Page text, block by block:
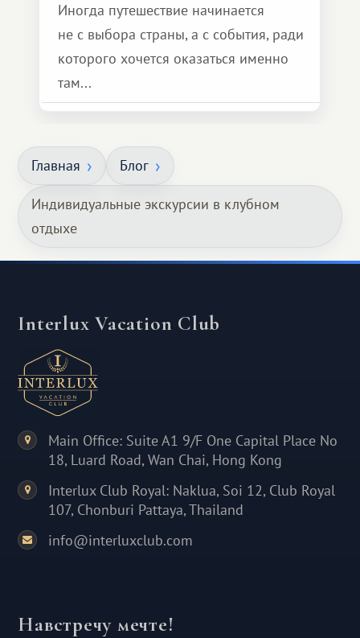
Иногда путешествие начинается
не с выбора страны, а с события, ради
которого хочется оказаться именно
там...
Главная Блог
Индивидуальные экскурсии в клубном
отдыхе
Interlux Vacation Club
Main Office: Suite A1 9/F One Capital Place No
18, Luard Road, Wan Chai, Hong Kong
Interlux Club Royal: Naklua, Soi 12, Club Royal
107, Chonburi Pattaya, Thailand
info@interluxclub.com
Навстречу мечте!